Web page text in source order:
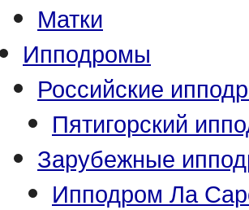
Матки
Ипподромы
Российские
Пятигорский
Зарубежные
Ипподром Ла